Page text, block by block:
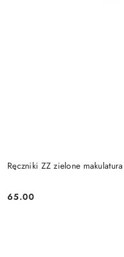
Ręczniki ZZ zielone
Cena:
65.00